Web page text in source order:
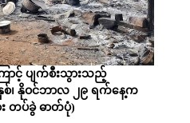
ာင့် ပျက်စီးသွားသည့်
၊ နိုဝင်ဘာလ ၂၉ ရက်နေ့က
တပ်ခွဲ ဓာတ်ပုံ)